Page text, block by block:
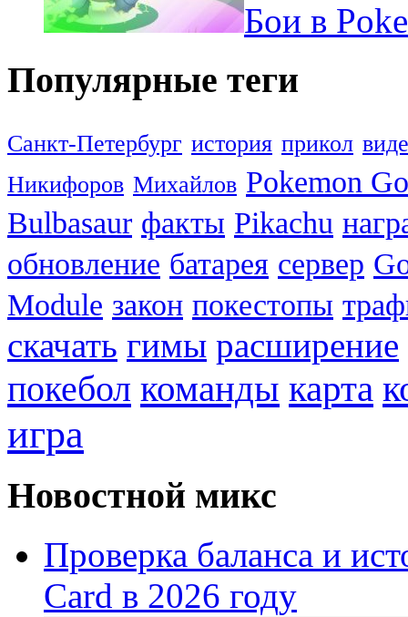
Бои в
Популярные теги
Санкт-Петербург история прикол
Никифоров Михайлов Pokemon Go
Bulbasaur факты Pikachu
обновление батарея сервер
Module закон покестопы
скачать гимы расширение
покебол команды карта
игра
Новостной микс
Проверка баланса и
Card в 2026 году